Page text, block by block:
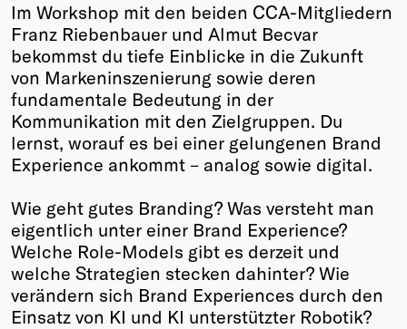
Members
Young Creatives
Friends of Creativity
Winners
2026
Past
Annual
Im Workshop mit den beiden CCA-Mitgliedern
Franz Riebenbauer und Almut Becvar
bekommst du tiefe Einblicke in die Zukunft
von Markeninszenierung sowie deren
fundamentale Bedeutung in der
Kommunikation mit den Zielgruppen. Du
lernst, worauf es bei einer gelungenen Brand
Experience ankommt – analog sowie digital.
Wie geht gutes Branding? Was versteht man
eigentlich unter einer Brand Experience?
Welche Role-Models gibt es derzeit und
welche Strategien stecken dahinter? Wie
verändern sich Brand Experiences durch den
Einsatz von KI und KI unterstützter Robotik?